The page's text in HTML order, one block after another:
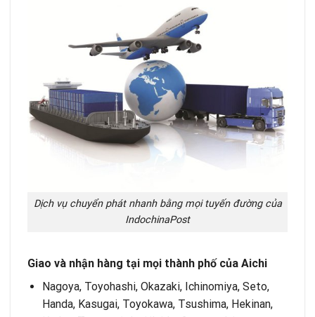
Dịch vụ chuyển phát nhanh bằng mọi tuyến đường của
IndochinaPost
Giao và nhận hàng tại mọi thành phố của Aichi
Nagoya, Toyohashi, Okazaki, Ichinomiya, Seto,
Handa, Kasugai, Toyokawa, Tsushima, Hekinan,